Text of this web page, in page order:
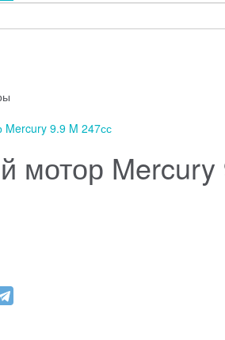
9.9 M 247сс
мотор Mercury